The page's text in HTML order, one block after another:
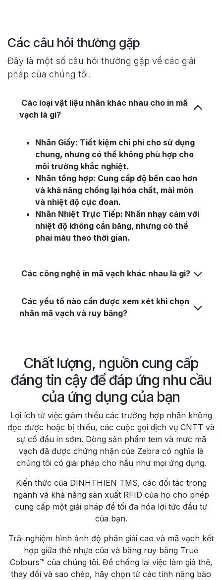
Các câu hỏi thường gặp
Đây là một số câu hỏi thường gặp về các giải
pháp của chúng tôi.
Các loại vật liệu nhãn khác nhau cho in mã
vạch là gì?
Nhãn Giấy: Tiết kiệm chi phí cho sử dụng
chung, nhưng có thể không phù hợp cho
môi trường khắc nghiệt.
Nhãn tổng hợp: Cung cấp độ bền cao hơn
và khả năng chống lại hóa chất, mài mòn
và nhiệt độ cực đoan.
Nhãn Nhiệt Trực Tiếp: Nhãn nhạy cảm với
nhiệt độ không cần băng, nhưng có thể
phai màu theo thời gian.
Các công nghệ in mã vạch khác nhau là gì?
Các yếu tố nào cần được xem xét khi chọn
nhãn mã vạch và ruy băng?
Chất lượng, nguồn cung cấp
đáng tin cậy để đáp ứng nhu cầu
của ứng dụng của bạn
Lợi ích từ việc giảm thiểu các trường hợp nhãn không
đọc được hoặc bị thiếu, các cuộc gọi dịch vụ CNTT và
sự cố đầu in sớm. Dòng sản phẩm tem và mưc mã
vạch đã được chứng nhận của Zebra có nghĩa là
chúng tôi có giải pháp cho hầu như mọi ứng dụng.
Kiến thức của DINHTHIEN TMS, các đối tác trong
ngành và khả năng sản xuất RFID của họ cho phép
cung cấp một giải pháp để tối đa hóa lợi tức đầu tư
của bạn.
Trải nghiệm hình ảnh độ phân giải cao và mã vạch kết
hợp giữa thẻ nhựa của và băng ruy băng True
Colours™ của chúng tôi. Để chống lại việc làm giả thẻ,
thay đổi và sao chép, hãy chọn từ các tính năng bảo